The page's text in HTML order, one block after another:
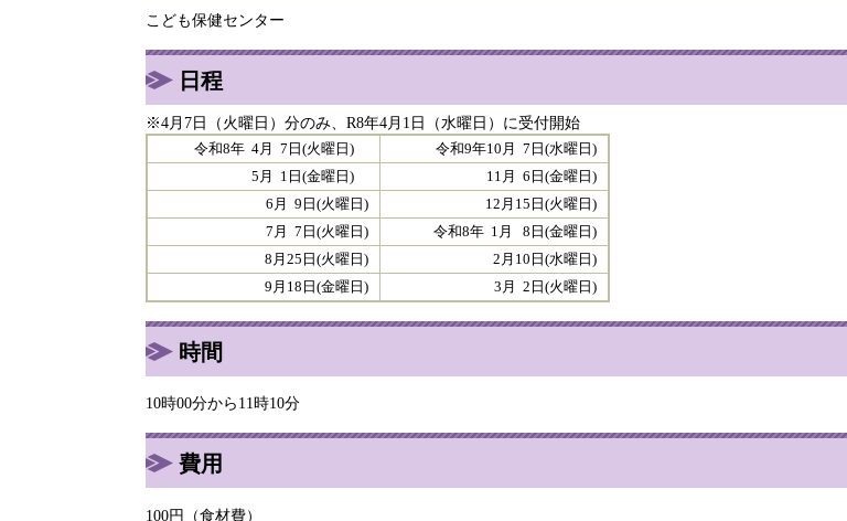
こども保健センター
日程
※4月7日（火曜日）分のみ、R8年4月1日（水曜日）に受付開始
令和8年 4月 7日(火曜日)
令和9年10月 7日(水曜日)
5月 1日(金曜日)
11月 6日(金曜日)
6月 9日(火曜日)
12月15日(火曜日)
7月 7日(火曜日)
令和8年 1月 8日(金曜日)
8月25日(火曜日)
2月10日(水曜日)
9月18日(金曜日)
3月 2日(火曜日)
時間
10時00分から11時10分
費用
100円（食材費）